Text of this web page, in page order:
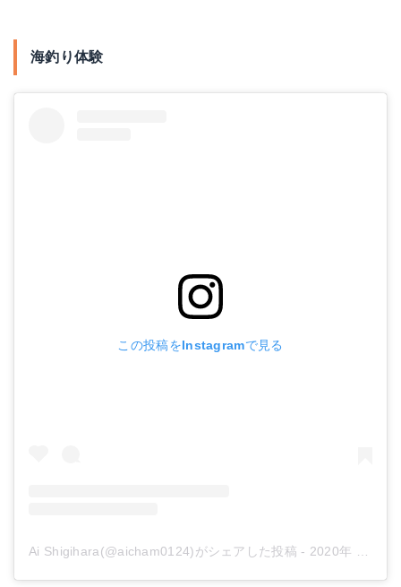
海釣り体験
この投稿をInstagramで見る
Ai Shigihara(@aicham0124)がシェアした投稿 - 2020年 2月月27日午前4時24分PST